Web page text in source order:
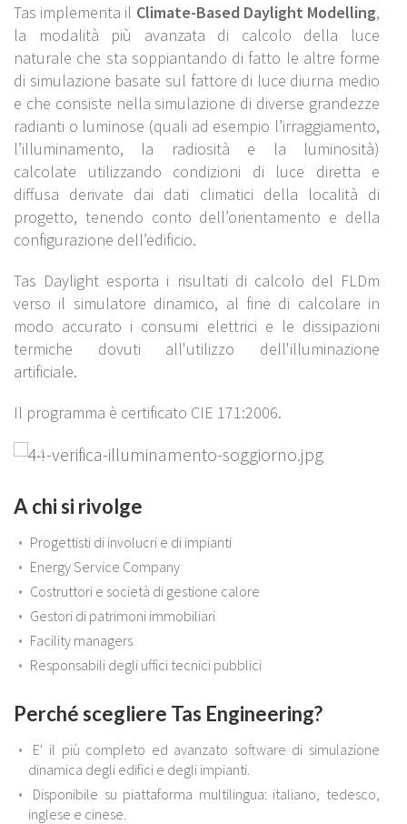
Tas implementa il Climate-Based Daylight Modelling,
la modalità più avanzata di calcolo della luce
naturale che sta soppiantando di fatto le altre forme
di simulazione basate sul fattore di luce diurna medio
e che consiste nella simulazione di diverse grandezze
radianti o luminose (quali ad esempio l’irraggiamento,
l’illuminamento, la radiosità e la luminosità)
calcolate utilizzando condizioni di luce diretta e
diffusa derivate dai dati climatici della località di
progetto, tenendo conto dell’orientamento e della
configurazione dell’edificio.
Tas Daylight esporta i risultati di calcolo del FLDm
verso il simulatore dinamico, al fine di calcolare in
modo accurato i consumi elettrici e le dissipazioni
termiche dovuti all'utilizzo dell'illuminazione
artificiale.
Il programma è certificato CIE 171:2006.
Previous
A chi si rivolge
Progettisti di involucri e di impianti
Energy Service Company
Costruttori e società di gestione calore
Gestori di patrimoni immobiliari
Facility managers
Responsabili degli uffici tecnici pubblici
Perché scegliere Tas Engineering?
E' il più completo ed avanzato software di simulazione
dinamica degli edifici e degli impianti.
Disponibile su piattaforma multilingua: italiano, tedesco,
inglese e cinese.